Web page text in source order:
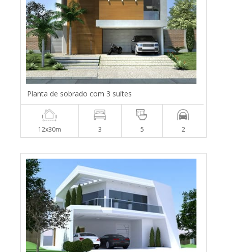
Planta de sobrado com 3 suítes
12x30m 3 5 2